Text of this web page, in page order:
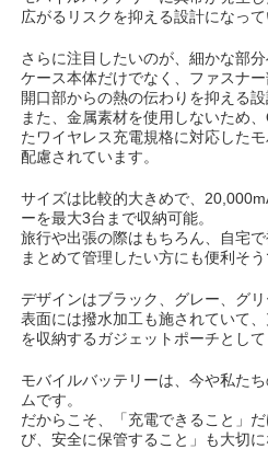
広がるリスクを抑える設計になって
さらに注目したいのが、細かな部分
ケース本体だけでなく、ファスナ
開口部からの熱の伝わりを抑える設
また、金属素材を使用しないため
たワイヤレス充電規格に対応した
配慮されています。
サイズは比較的大きめで、
ーを最大3台まで収納可能。
旅行や出張の際はもちろん、自宅
まとめて管理したい方にも便利そう
デザインはブラック、グレー、グリ
表面には撥水加工も施されていて
を収納するガジェットポーチとして
モバイルバッテリーは、今や私た
ムです。
だからこそ、「充電できること」
び、安全に保管すること」も大切に